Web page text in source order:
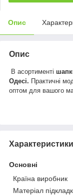
Опис
Опис
В асортименті
Одесі. Практичні
оптом для вашого
Характеристики
Основні
Країна виробник
Матеріал